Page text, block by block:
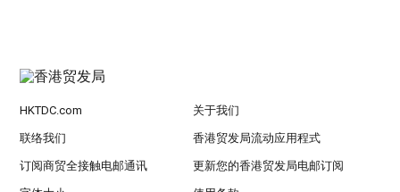
HKTDC.com 关于我们
联络我们 香港贸发局流动应用程式
订阅商贸全接触电邮通讯 更新您的香港贸发局电邮订阅